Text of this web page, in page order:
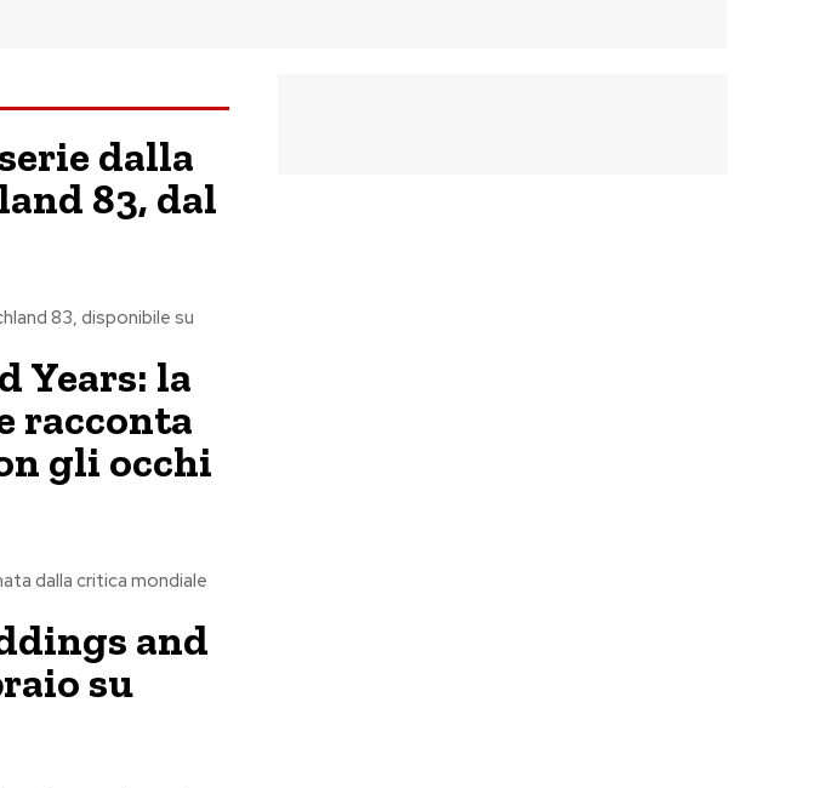
dalla
83, dal
83, disponibile su
Years: la
racconta
gli occhi
dalla critica mondiale
and
su